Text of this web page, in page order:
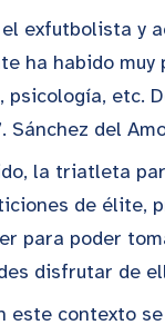
exfutbolista y
ha habido muy
psicología, etc.
Sánchez del
la triatleta
de élite,
para poder
disfrutar de
este contexto